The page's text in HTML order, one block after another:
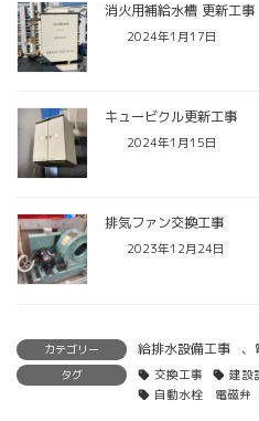
消火用補給水槽 更新工事
2024年1月17日
キュービクル更新工事
2024年1月15日
排気ファン交換工事
2023年12月24日
カテゴリー 給排水設備工事 、
タグ 交換工事 建設
自動水栓 電磁弁